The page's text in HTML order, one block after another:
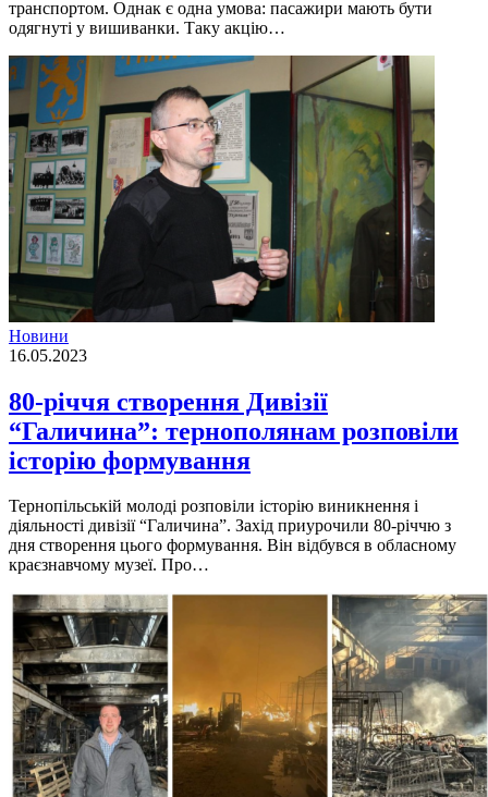
транспортом. Однак є одна умова: пасажири мають бути
одягнутi у вишиванки. Таку акцiю…
Новини
16.05.2023
80-річчя створення Дивізії
“Галичина”: тернополянам розповіли
історію формування
Тернопiльськiй молодi розповiли iсторiю виникнення i
дiяльностi дивiзiї “Галичина”. Захiд приурочили 80-рiччю з
дня створення цього формування. Вiн вiдбувся в обласному
краєзнавчому музеї. Про…